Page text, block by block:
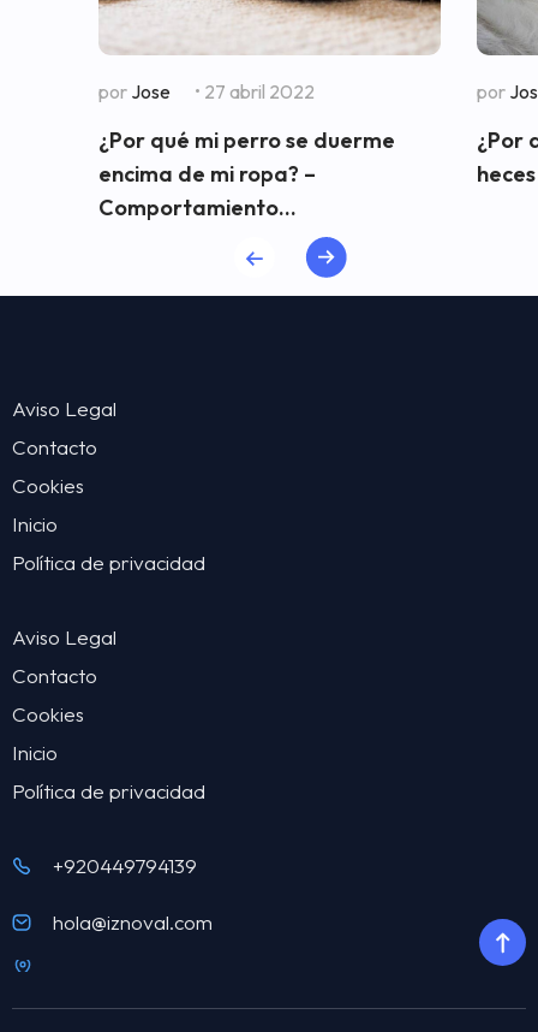
por Jose • 27 abril 2022
¿Por qué mi perro se duerme
encima de mi ropa? –
Comportamiento...
por
¿Por
Aviso Legal
Contacto
Cookies
Inicio
Política de privacidad
Aviso Legal
Contacto
Cookies
Inicio
Política de privacidad
+920449794139
hola@iznoval.com